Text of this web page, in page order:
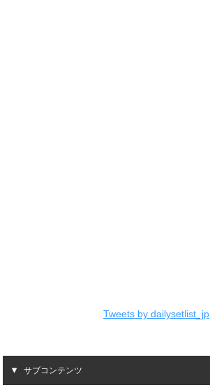
Tweets by dailysetlist_jp
サブコンテンツ